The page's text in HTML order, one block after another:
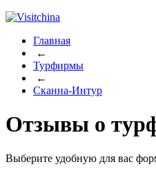
Главная
←
Турфирмы
←
Сканна-Интур
Отзывы о
Выберите удобную для вас